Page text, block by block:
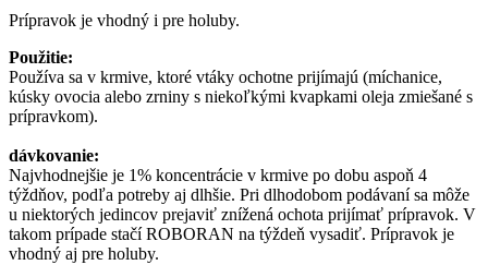
Prípravok je vhodný i pre holuby.
Použitie:
Používa sa v krmive, ktoré vtáky ochotne prijímajú (míchanice,
kúsky ovocia alebo zrniny s niekoľkými kvapkami oleja zmiešané s
prípravkom).
dávkovanie:
Najvhodnejšie je 1% koncentrácie v krmive po dobu aspoň 4
týždňov, podľa potreby aj dlhšie. Pri dlhodobom podávaní sa môže
u niektorých jedincov prejaviť znížená ochota prijímať prípravok. V
takom prípade stačí ROBORAN na týždeň vysadiť. Prípravok je
vhodný aj pre holuby.